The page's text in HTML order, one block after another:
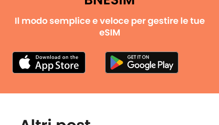
Il modo semplice e veloce per gestire le tue
eSIM